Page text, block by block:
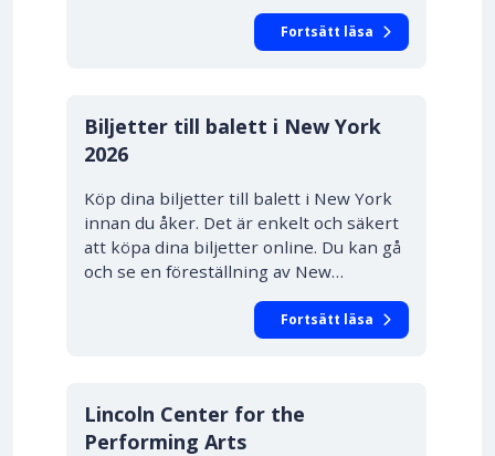
Fortsätt läsa
Biljetter till balett i New York
2026
Köp dina biljetter till balett i New York
innan du åker. Det är enkelt och säkert
att köpa dina biljetter online. Du kan gå
och se en föreställning av New…
Fortsätt läsa
Lincoln Center for the
Performing Arts